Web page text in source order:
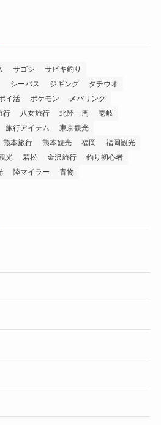
サゴシ
サビキ釣り
シーバス ジギング
タチウオ
イ活 ポケモン
メバリング
行 八女旅行 北陸一周
壱岐
旅行アイテム
東京観光
熊本旅行 熊本観光 福岡
福岡観光
光 若松 金沢旅行
釣り初心者
陸マイラー 青物